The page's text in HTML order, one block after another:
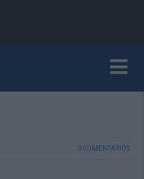
3 COMENTÁRIOS